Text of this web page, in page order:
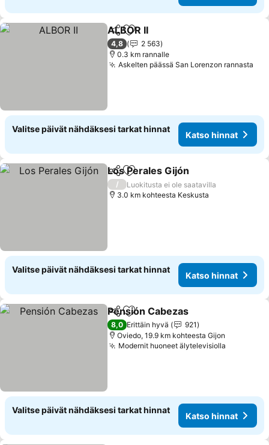
Jaa Lisää suosikkeihin
ALBOR II
4,8
2 563
0.3 km rannalle
Askelten päässä San Lorenzon rannasta
Valitse päivät nähdäksesi tarkat hinnat
Katso hinnat
Jaa Lisää suosikkeihin
Los Perales Gijón
/
Luokitusta ei ole saatavilla
3.0 km kohteesta Keskusta
Valitse päivät nähdäksesi tarkat hinnat
Katso hinnat
Jaa Lisää suosikkeihin
Pensión Cabezas
8,0 Erittäin hyvä
921
Oviedo, 19.9 km kohteesta Gijon
Modernit huoneet älytelevisiolla
Valitse päivät nähdäksesi tarkat hinnat
Katso hinnat